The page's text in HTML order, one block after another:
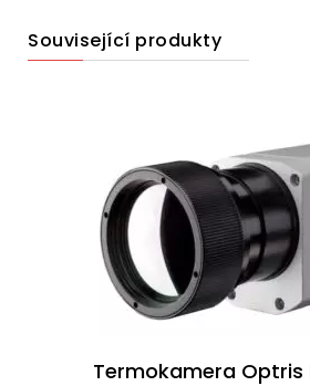
Související produkty
Termokamera Optris